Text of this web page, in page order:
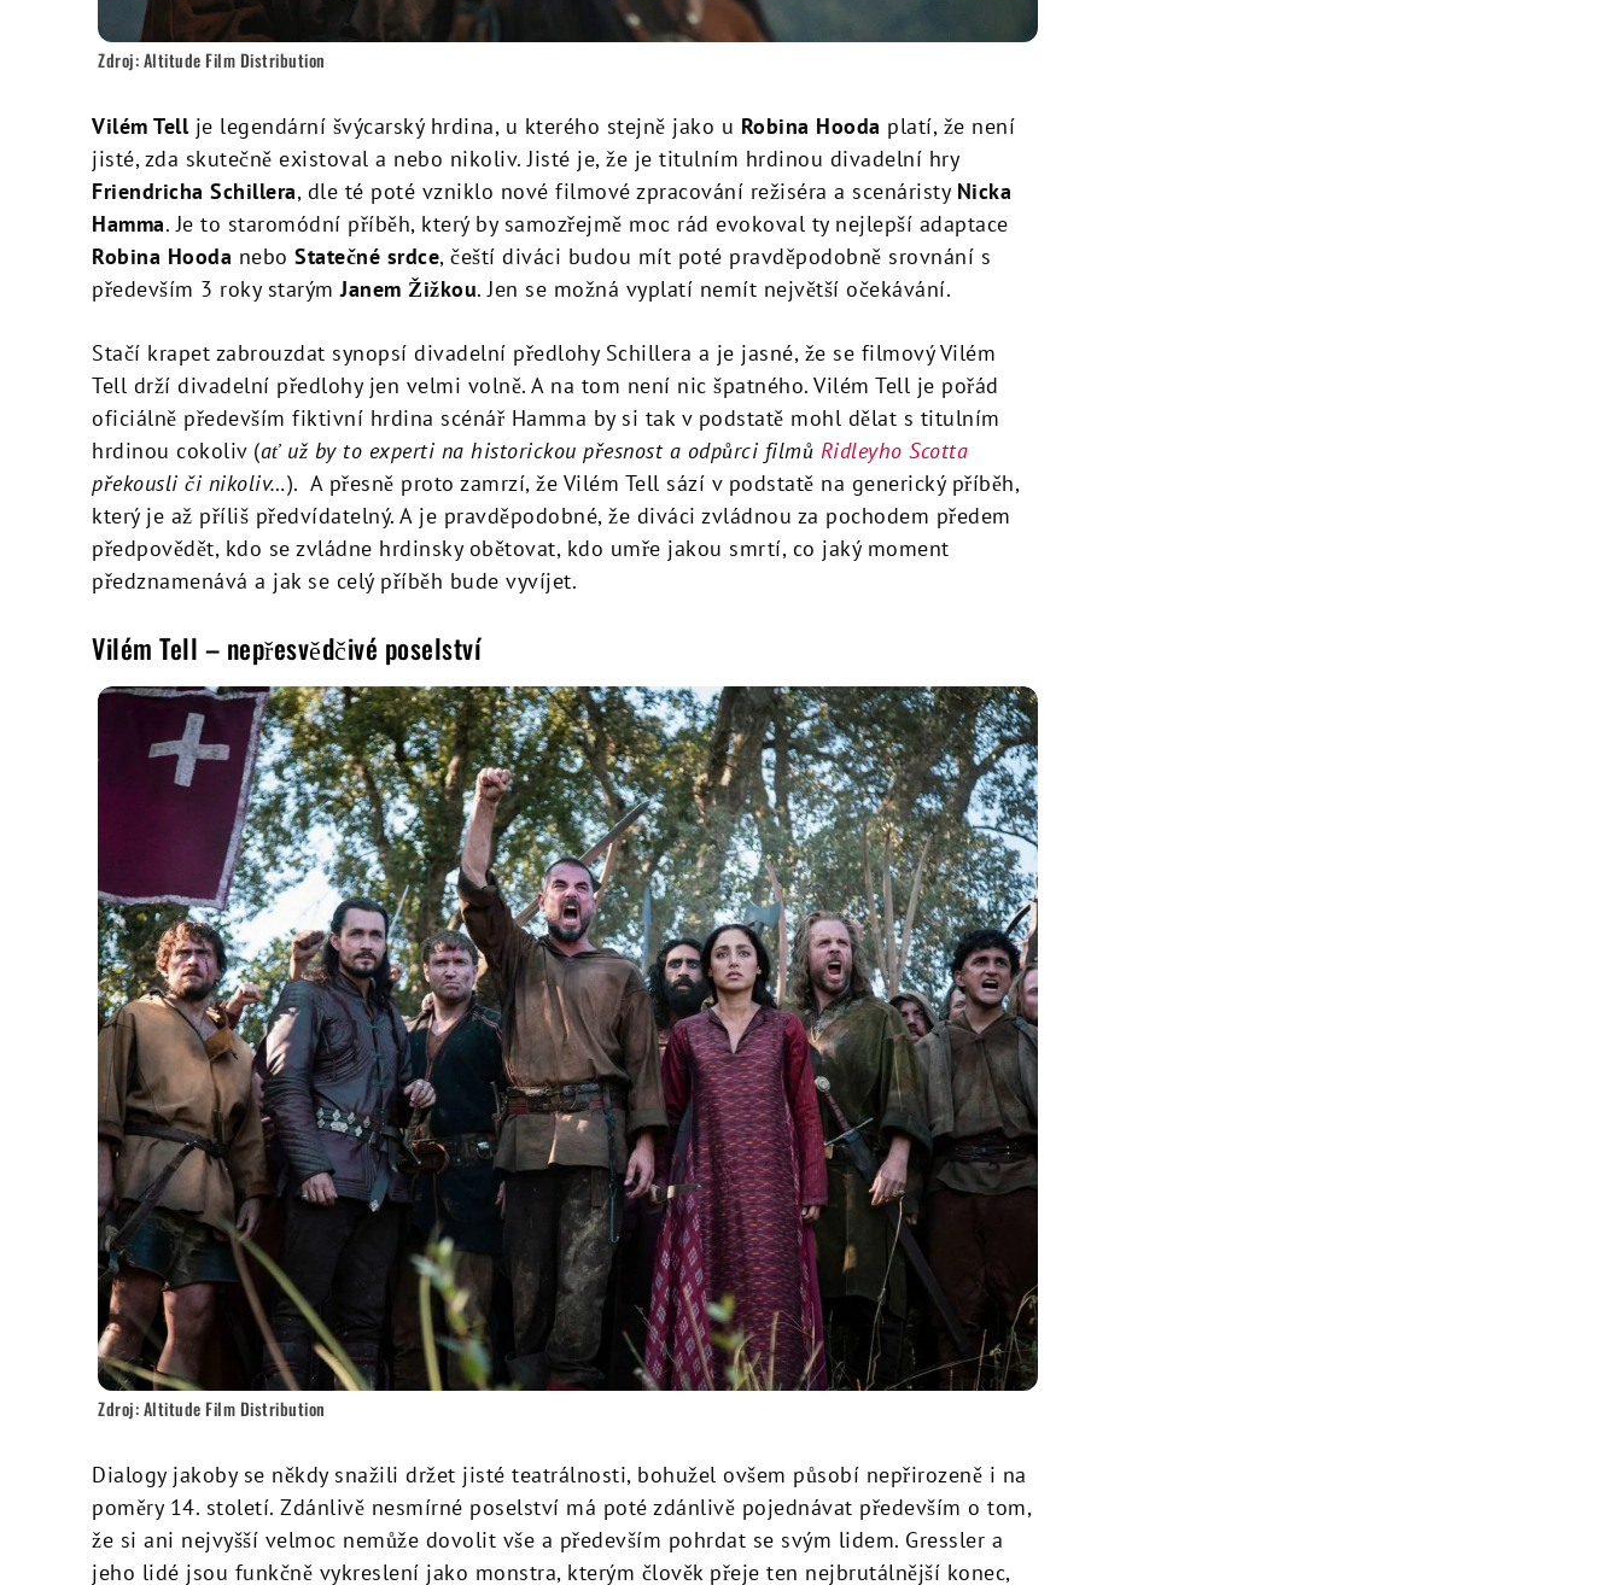
Zdroj: Altitude Film Distribution
Vilém Tellje legendární švýcarský hrdina, u kterého stejně jako u Robina Hooda platí, že není
jisté, zda skutečně existoval a nebo nikoliv. Jisté je, že je titulním hrdinou divadelní hry
Friendricha Schillera, dle té poté vzniklo nové filmové zpracování režiséra a scenáristy Nicka
Hamma. Je to staromódní příběh, který by samozřejmě moc rád evokoval ty nejlepší adaptace
Robina Hooda nebo Statečné srdce, čeští diváci budou mít poté pravděpodobně srovnání s
především 3 roky starýmJanem Žižkou. Jen se možná vyplatí nemít největší očekávání.
Stačí krapet zabrouzdat synopsí divadelní předlohy Schillera a je jasné, že se filmový Vilém
Tell drží divadelní předlohy jen velmi volně. A na tom není nic špatného. Vilém Tell je pořád
oficiálně především fiktivní hrdina scénář Hamma by si tak v podstatě mohl dělat s titulním
hrdinou cokoliv (ať už by to experti na historickou přesnost a odpůrci filmů Ridleyho Scotta
překousli či nikoliv…). A přesně proto zamrzí, že Vilém Tell sází v podstatě na generický příběh,
který je až příliš předvídatelný. A je pravděpodobné, že diváci zvládnou za pochodem předem
předpovědět, kdo se zvládne hrdinsky obětovat, kdo umře jakou smrtí, co jaký moment
předznamenává a jak se celý příběh bude vyvíjet.
Vilém Tell – nepřesvědčivé poselství
Zdroj: Altitude Film Distribution
Dialogy jakoby se někdy snažili držet jisté teatrálnosti, bohužel ovšem působí nepřirozeně i na
poměry 14. století. Zdánlivě nesmírné poselství má poté zdánlivě pojednávat především o tom,
že si ani nejvyšší velmoc nemůže dovolit vše a především pohrdat se svým lidem. Gressler a
jeho lidé jsou funkčně vykreslení jako monstra, kterým člověk přeje ten nejbrutálnější konec,